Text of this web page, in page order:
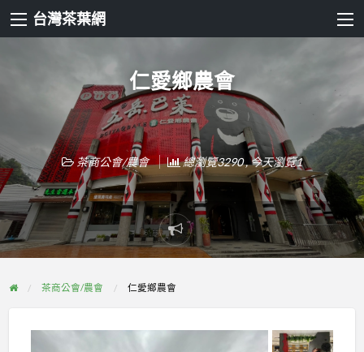
台灣茶葉網
仁愛鄉農會
茶商公會/農會 總瀏覽3290 , 今天瀏覽1
Report
problem
茶商公會/農會 仁愛鄉農會